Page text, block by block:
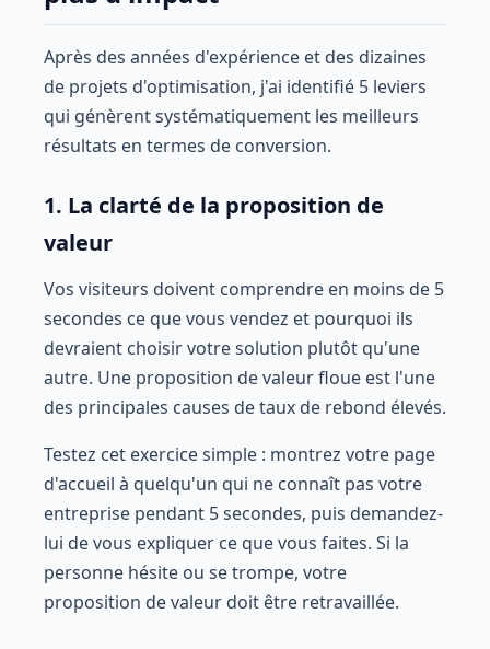
Après des années d'expérience et des dizaines
de projets d'optimisation, j'ai identifié 5 leviers
qui génèrent systématiquement les meilleurs
résultats en termes de conversion.
1. La clarté de la proposition de
valeur
Vos visiteurs doivent comprendre en moins de 5
secondes ce que vous vendez et pourquoi ils
devraient choisir votre solution plutôt qu'une
autre. Une proposition de valeur floue est l'une
des principales causes de taux de rebond élevés.
Testez cet exercice simple : montrez votre page
d'accueil à quelqu'un qui ne connaît pas votre
entreprise pendant 5 secondes, puis demandez-
lui de vous expliquer ce que vous faites. Si la
personne hésite ou se trompe, votre
proposition de valeur doit être retravaillée.